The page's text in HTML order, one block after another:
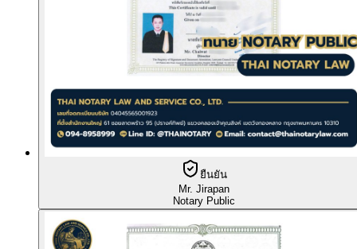
ยืนยัน
Mr. Jirapan
Notary Public